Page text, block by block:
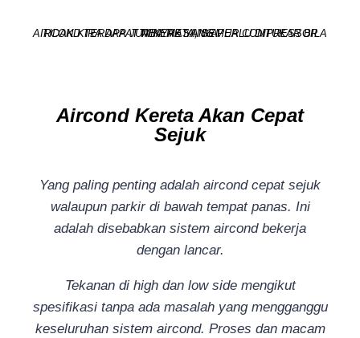
TIDAK KIRA APA JUA KERETA, SEMUA COMPRESSOR AIRCOND TERDAPAT MINYAK YANG PERLU DITUKAR BILA TIBA MASANYA.
Aircond Kereta Akan Cepat
Sejuk
Yang paling penting adalah aircond cepat sejuk
walaupun parkir di bawah tempat panas. Ini
adalah disebabkan sistem aircond bekerja
dengan lancar.
Tekanan di high dan low side mengikut
spesifikasi tanpa ada masalah yang mengganggu
keseluruhan sistem aircond. Proses dan macam